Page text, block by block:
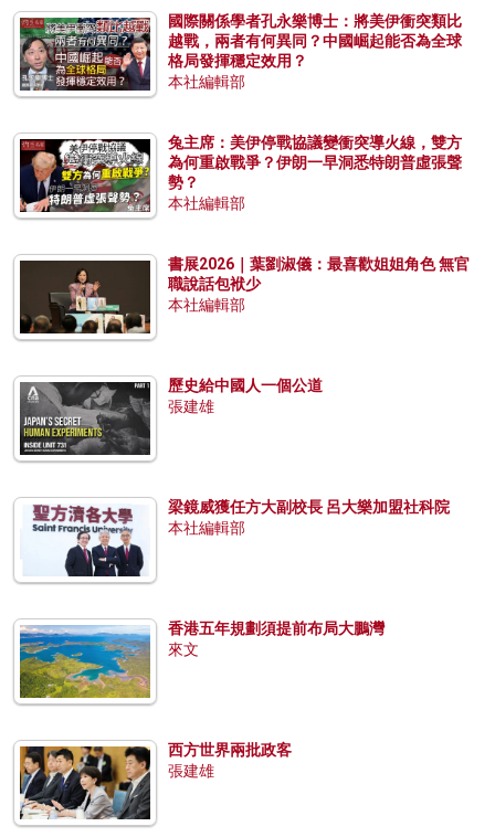
國際關係學者孔永樂博士：將美伊衝突類比
越戰，兩者有何異同？中國崛起能否為全球
格局發揮穩定效用？
本社編輯部
兔主席：美伊停戰協議變衝突導火線，雙方
為何重啟戰爭？伊朗一早洞悉特朗普虛張聲
勢？
本社編輯部
書展2026｜葉劉淑儀：最喜歡姐姐角色 無官
職說話包袱少
本社編輯部
歷史給中國人一個公道
張建雄
梁鏡威獲任方大副校長 呂大樂加盟社科院
本社編輯部
香港五年規劃須提前布局大鵬灣
來文
西方世界兩批政客
張建雄